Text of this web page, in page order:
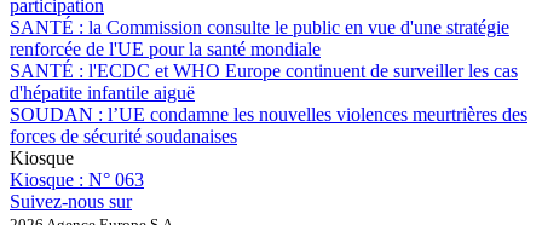
participation
SANTÉ : la Commission consulte le public en vue d'une stratégie
renforcée de l'UE pour la santé mondiale
SANTÉ : l'ECDC et WHO Europe continuent de surveiller les cas
d'hépatite infantile aiguë
SOUDAN : l’UE condamne les nouvelles violences meurtrières des
forces de sécurité soudanaises
Kiosque
Kiosque : N° 063
Suivez-nous sur